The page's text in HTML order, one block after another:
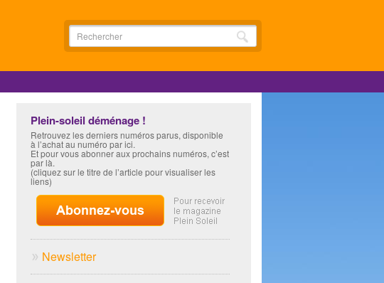
Plein-soleil déménage !
Retrouvez les derniers numéros parus, disponible
à l’achat au numéro par ici.
Et pour vous abonner aux prochains numéros, c’est
par là.
(cliquez sur le titre de l’article pour visualiser les
liens)
Newsletter